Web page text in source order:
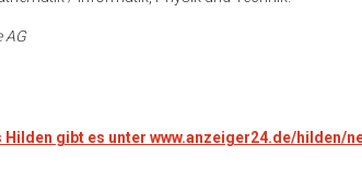
AG
Hilden gibt es unter www.anzeiger24.de/hilden/